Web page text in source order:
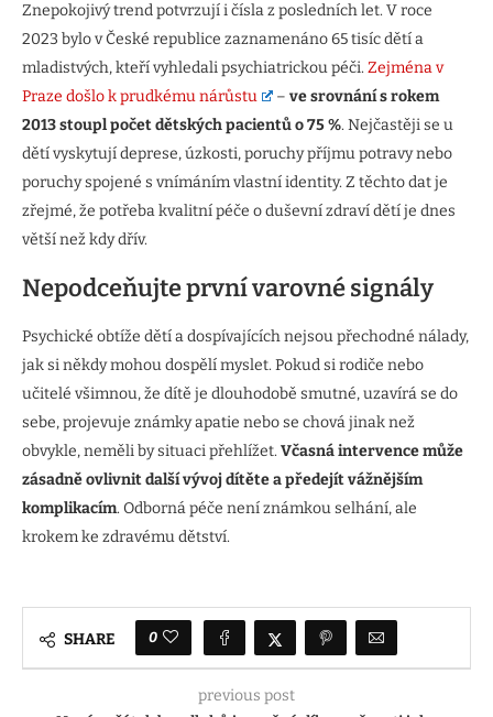
Znepokojivý trend potvrzují i čísla z posledních let. V roce
2023 bylo v České republice zaznamenáno 65 tisíc dětí a
mladistvých, kteří vyhledali psychiatrickou péči. Zejména v
Praze došlo k prudkému nárůstu
– ve srovnání s rokem
2013 stoupl počet dětských pacientů o 75 %. Nejčastěji se u
dětí vyskytují deprese, úzkosti, poruchy příjmu potravy nebo
poruchy spojené s vnímáním vlastní identity. Z těchto dat je
zřejmé, že potřeba kvalitní péče o duševní zdraví dětí je dnes
větší než kdy dřív.
Nepodceňujte první varovné signály
Psychické obtíže dětí a dospívajících nejsou přechodné nálady,
jak si někdy mohou dospělí myslet. Pokud si rodiče nebo
učitelé všimnou, že dítě je dlouhodobě smutné, uzavírá se do
sebe, projevuje známky apatie nebo se chová jinak než
obvykle, neměli by situaci přehlížet. Včasná intervence může
zásadně ovlivnit další vývoj dítěte a předejít vážnějším
komplikacím. Odborná péče není známkou selhání, ale
krokem ke zdravému dětství.
SHARE 0
previous post